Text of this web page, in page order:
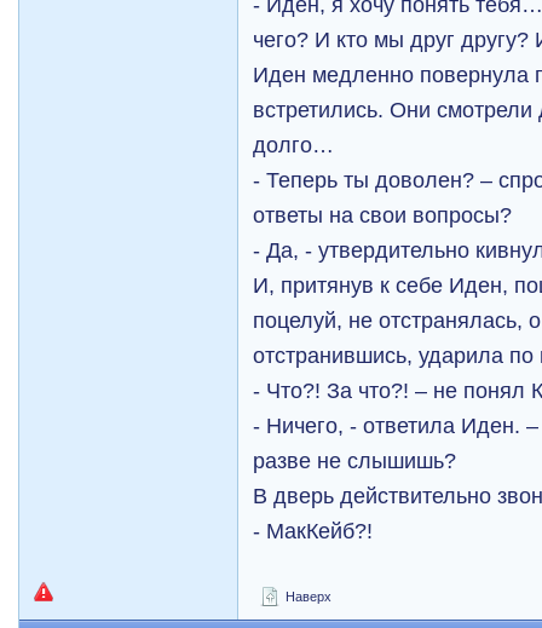
чего? И кто мы друг
Иден медленно повернула
встретились. Они смотрели
долго…
- Теперь ты доволен? –
ответы на свои вопросы?
- Да, - утвердительно
И, притянув к себе Иден,
поцелуй, не отстранялась,
отстранившись, ударила
- Что?! За что?! – не понял
- Ничего, - ответила Иден.
разве не слышишь?
В дверь действительно
- МакКейб?!
Наверх